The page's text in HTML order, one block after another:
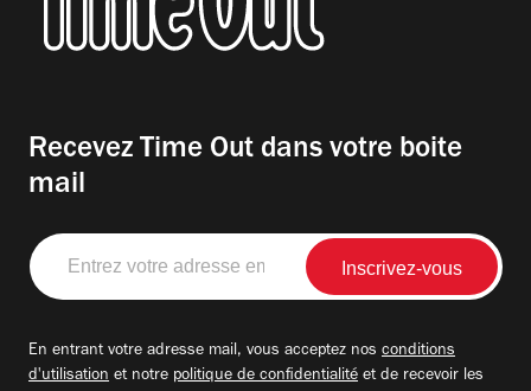
Recevez Time Out dans votre boite
mail
Entrez
votre
adresse
En entrant votre adresse mail, vous acceptez nos conditions
d'utilisation et notre politique de confidentialité et de recevoir les